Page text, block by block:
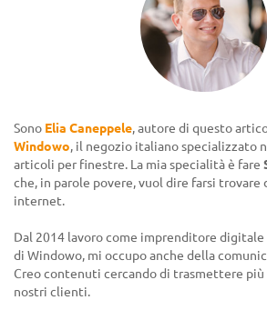
Sono Elia Caneppele, autore di questo
Windowo, il negozio italiano specializzato
articoli per finestre. La mia specialità è fare
che, in parole povere, vuol dire farsi trovare
internet.
Dal 2014 lavoro come imprenditore
di Windowo, mi occupo anche della
Creo contenuti cercando di trasmettere più
nostri clienti.